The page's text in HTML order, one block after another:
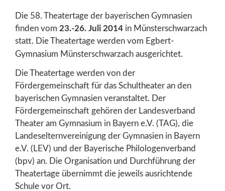
Die 58. Theatertage der bayerischen Gymnasien
finden vom 23.-26. Juli 2014 in Münsterschwarzach
statt. Die Theatertage werden vom Egbert-
Gymnasium Münsterschwarzach ausgerichtet.
Die Theatertage werden von der
Fördergemeinschaft für das Schultheater an den
bayerischen Gymnasien veranstaltet. Der
Fördergemeinschaft gehören der Landesverband
Theater am Gymnasium in Bayern e.V. (TAG), die
Landeselternvereinigung der Gymnasien in Bayern
e.V. (LEV) und der Bayerische Philologenverband
(bpv) an. Die Organisation und Durchführung der
Theatertage übernimmt die jeweils ausrichtende
Schule vor Ort.